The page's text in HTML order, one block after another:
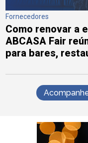
Fornecedores
Como renovar a
ABCASA Fair
para bares,